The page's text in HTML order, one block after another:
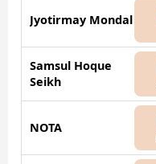
Jyotirmay Mondal
Samsul Hoque
Seikh
NOTA